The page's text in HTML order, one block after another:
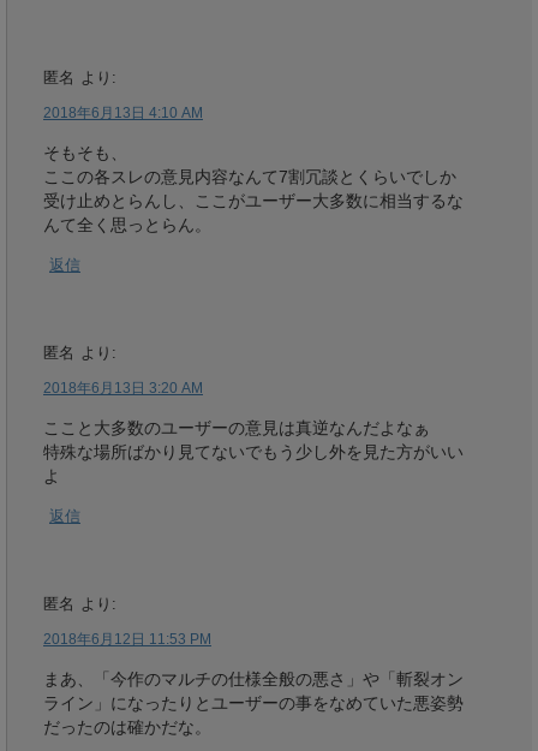
匿名 より:
2018年6月13日 4:10 AM
そもそも、
ここの各スレの意見内容なんて7割冗談とくらいでしか
受け止めとらんし、ここがユーザー大多数に相当するな
んて全く思っとらん。
返信
匿名 より:
2018年6月13日 3:20 AM
ここと大多数のユーザーの意見は真逆なんだよなぁ
特殊な場所ばかり見てないでもう少し外を見た方がいい
よ
返信
匿名 より:
2018年6月12日 11:53 PM
まあ、「今作のマルチの仕様全般の悪さ」や「斬裂オン
ライン」になったりとユーザーの事をなめていた悪姿勢
だったのは確かだな。